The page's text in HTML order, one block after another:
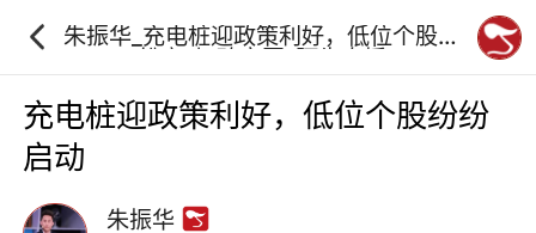
朱振华_充电桩迎政策利好，低位个股纷
充电桩迎政策利好，低位个股纷纷
启动
朱振华